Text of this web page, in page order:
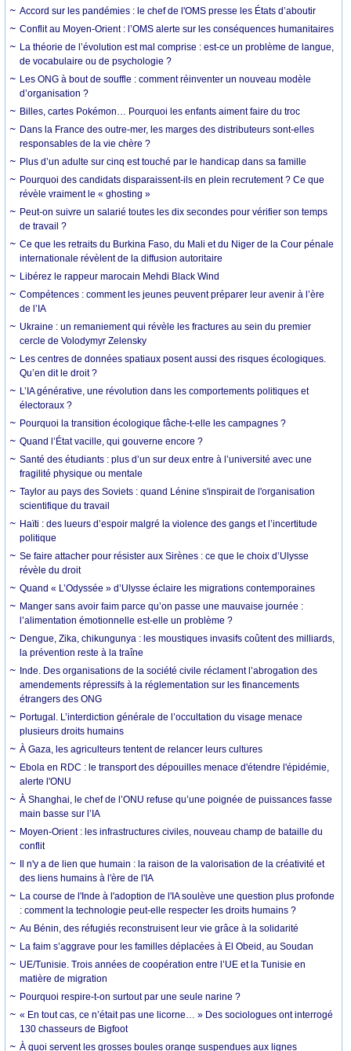
Accord sur les pandémies : le chef de l'OMS presse les États d’aboutir
Conflit au Moyen-Orient : l’OMS alerte sur les conséquences humanitaires
La théorie de l’évolution est mal comprise : est-ce un problème de langue,
de vocabulaire ou de psychologie ?
Les ONG à bout de souffle : comment réinventer un nouveau modèle
d’organisation ?
Billes, cartes Pokémon… Pourquoi les enfants aiment faire du troc
Dans la France des outre-mer, les marges des distributeurs sont-elles
responsables de la vie chère ?
Plus d’un adulte sur cinq est touché par le handicap dans sa famille
Pourquoi des candidats disparaissent-ils en plein recrutement ? Ce que
révèle vraiment le « ghosting »
Peut-on suivre un salarié toutes les dix secondes pour vérifier son temps
de travail ?
Ce que les retraits du Burkina Faso, du Mali et du Niger de la Cour pénale
internationale révèlent de la diffusion autoritaire
Libérez le rappeur marocain Mehdi Black Wind
Compétences : comment les jeunes peuvent préparer leur avenir à l’ère
de l’IA
Ukraine : un remaniement qui révèle les fractures au sein du premier
cercle de Volodymyr Zelensky
Les centres de données spatiaux posent aussi des risques écologiques.
Qu’en dit le droit ?
L’IA générative, une révolution dans les comportements politiques et
électoraux ?
Pourquoi la transition écologique fâche-t-elle les campagnes ?
Quand l’État vacille, qui gouverne encore ?
Santé des étudiants : plus d’un sur deux entre à l’université avec une
fragilité physique ou mentale
Taylor au pays des Soviets : quand Lénine s'inspirait de l'organisation
scientifique du travail
Haïti : des lueurs d’espoir malgré la violence des gangs et l’incertitude
politique
Se faire attacher pour résister aux Sirènes : ce que le choix d’Ulysse
révèle du droit
Quand « L’Odyssée » d’Ulysse éclaire les migrations contemporaines
Manger sans avoir faim parce qu’on passe une mauvaise journée :
l’alimentation émotionnelle est-elle un problème ?
Dengue, Zika, chikungunya : les moustiques invasifs coûtent des milliards,
la prévention reste à la traîne
Inde. Des organisations de la société civile réclament l’abrogation des
amendements répressifs à la réglementation sur les financements
étrangers des ONG
Portugal. L’interdiction générale de l’occultation du visage menace
plusieurs droits humains
À Gaza, les agriculteurs tentent de relancer leurs cultures
Ebola en RDC : le transport des dépouilles menace d'étendre l'épidémie,
alerte l'ONU
À Shanghai, le chef de l’ONU refuse qu’une poignée de puissances fasse
main basse sur l’IA
Moyen-Orient : les infrastructures civiles, nouveau champ de bataille du
conflit
Il n'y a de lien que humain : la raison de la valorisation de la créativité et
des liens humains à l'ère de l'IA
La course de l'Inde à l'adoption de l'IA soulève une question plus profonde
: comment la technologie peut-elle respecter les droits humains ?
Au Bénin, des réfugiés reconstruisent leur vie grâce à la solidarité
La faim s’aggrave pour les familles déplacées à El Obeid, au Soudan
UE/Tunisie. Trois années de coopération entre l’UE et la Tunisie en
matière de migration
Pourquoi respire-t-on surtout par une seule narine ?
« En tout cas, ce n’était pas une licorne… » Des sociologues ont interrogé
130 chasseurs de Bigfoot
À quoi servent les grosses boules orange suspendues aux lignes